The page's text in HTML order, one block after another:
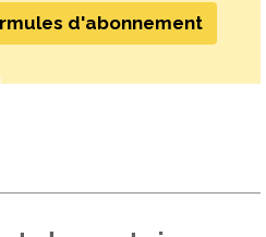
d'abonnement